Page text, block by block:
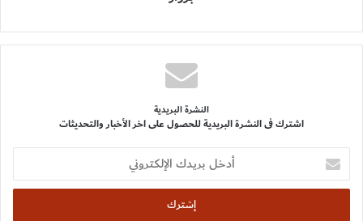
النشرة البريدية
اشترك فى النشرة البريدية للحصول على اخر الأخبار والتحديثات
أدخل
بريدك
الإلكتروني